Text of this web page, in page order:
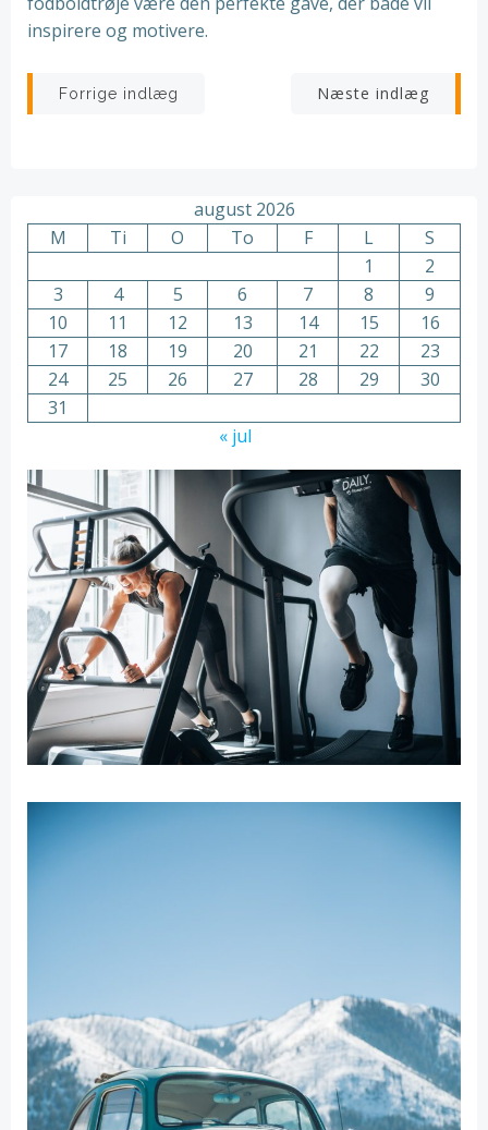
inspirere og motivere.
Indlægsnavigation
Forrige indlæg Næste indlæg
august 2026
M
Ti O To F L
S
1
2
3
4 5 6 7 8
9
10
11 12 13 14 15
16
17
18 19 20 21 22
23
24
25 26 27 28 29
30
31
« jul